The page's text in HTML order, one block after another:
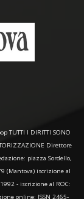
TUTTI I DIRITTI SONO
Direttore
piazza Sordello,
(Mantova) iscrizione al
- iscrizione al ROC:
online: ISSN 2465-